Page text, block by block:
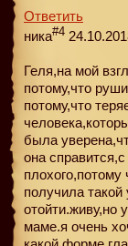
Ответить
ника#4
Геля,на мой
потому,что
потому,что
была
она
получила
отойти.живу,но
маме.я очень